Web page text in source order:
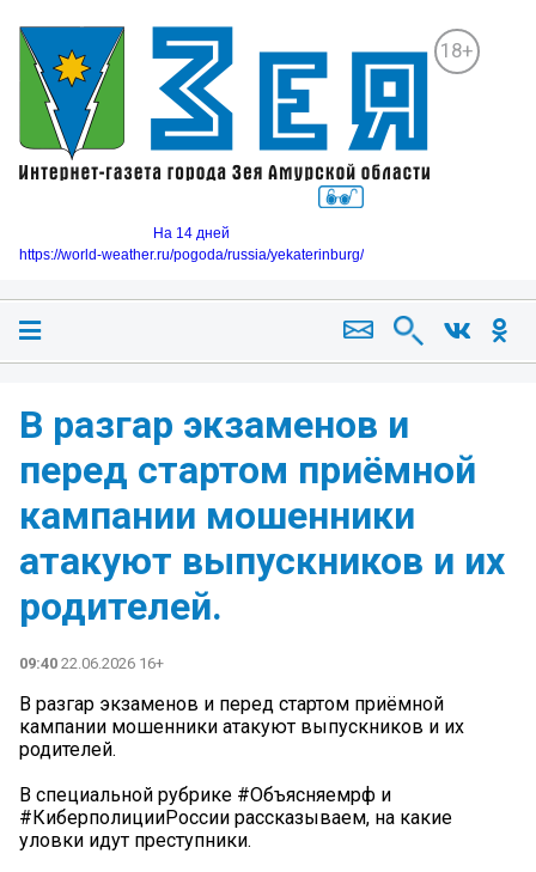
18+
На 14 дней
https://world-weather.ru/pogoda/russia/yekaterinburg/
В разгар экзаменов и
перед стартом приёмной
кампании мошенники
атакуют выпускников и их
родителей.
09:40 22.06.2026 16+
В разгар экзаменов и перед стартом приёмной
кампании мошенники атакуют выпускников и их
родителей.
В специальной рубрике #Объясняемрф и
#КиберполицииРоссии рассказываем, на какие
уловки идут преступники.